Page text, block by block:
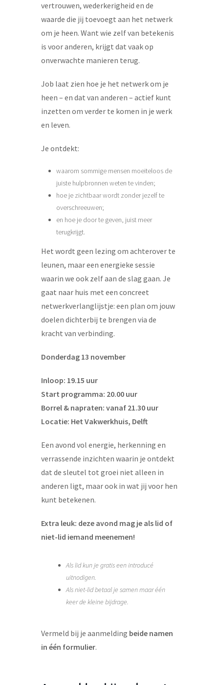
vertrouwen, wederkerigheid en de
waarde die jij toevoegt aan het netwerk
om je heen. Want wie zelf van betekenis
is voor anderen, krijgt dat vaak op
onverwachte manieren terug.
Job laat zien hoe je het netwerk om je
heen – en dat van anderen – actief kunt
inzetten om verder te komen in je werk
en leven.
Je ontdekt:
waarom sommige mensen moeiteloos de
juiste hulpbronnen weten te vinden;
hoe je zichtbaar wordt zonder jezelf te
overschreeuwen;
en hoe je door te geven, juist meer
terugkrijgt.
Het wordt geen lezing om achterover te
leunen, maar een energieke sessie
waarin we ook zelf aan de slag gaan. Je
gaat naar huis met een concreet
netwerkverlanglijstje: een plan om jouw
doelen dichterbij te brengen via de
kracht van verbinding.
Donderdag 13 november
Inloop: 19.15 uur
Start programma: 20.00 uur
Borrel & napraten: vanaf 21.30 uur
Locatie: Het Vakwerkhuis, Delft
Een avond vol energie, herkenning en
verrassende inzichten waarin je ontdekt
dat de sleutel tot groei niet alleen in
anderen ligt, maar ook in wat jij voor hen
kunt betekenen.
Extra leuk: deze avond mag je als lid of
niet-lid iemand meenemen!
Als lid kun je gratis een introducé
uitnodigen.
Als niet-lid betaal je samen maar één
keer de kleine bijdrage.
Vermeld bij je aanmelding beide namen
in één formulier.